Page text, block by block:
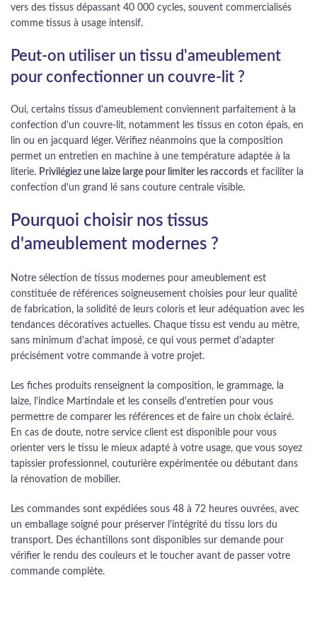
vers des tissus dépassant 40 000 cycles, souvent commercialisés
comme tissus à usage intensif.
Peut-on utiliser un tissu d'ameublement
pour confectionner un couvre-lit ?
Oui, certains tissus d'ameublement conviennent parfaitement à la
confection d'un couvre-lit, notamment les tissus en coton épais, en
lin ou en jacquard léger. Vérifiez néanmoins que la composition
permet un entretien en machine à une température adaptée à la
literie. Privilégiez une laize large pour limiter les raccords et faciliter la
confection d'un grand lé sans couture centrale visible.
Pourquoi choisir nos tissus
d'ameublement modernes ?
Notre sélection de tissus modernes pour ameublement est
constituée de références soigneusement choisies pour leur qualité
de fabrication, la solidité de leurs coloris et leur adéquation avec les
tendances décoratives actuelles. Chaque tissu est vendu au mètre,
sans minimum d'achat imposé, ce qui vous permet d'adapter
précisément votre commande à votre projet.
Les fiches produits renseignent la composition, le grammage, la
laize, l'indice Martindale et les conseils d'entretien pour vous
permettre de comparer les références et de faire un choix éclairé.
En cas de doute, notre service client est disponible pour vous
orienter vers le tissu le mieux adapté à votre usage, que vous soyez
tapissier professionnel, couturière expérimentée ou débutant dans
la rénovation de mobilier.
Les commandes sont expédiées sous 48 à 72 heures ouvrées, avec
un emballage soigné pour préserver l'intégrité du tissu lors du
transport. Des échantillons sont disponibles sur demande pour
vérifier le rendu des couleurs et le toucher avant de passer votre
commande complète.